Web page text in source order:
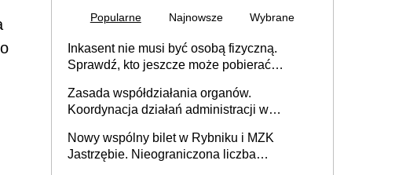
Popularne Najnowsze Wybrane
Inkasent nie musi być osobą fizyczną.
Sprawdź, kto jeszcze może pobierać
Zasada współdziałania organów.
Koordynacja działań administracji w
Nowy wspólny bilet w Rybniku i MZK
Jastrzębie. Nieograniczona liczba